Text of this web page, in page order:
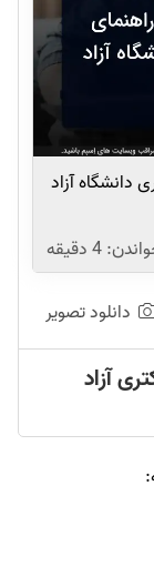
دانشگاه آزاد
4دقیقه
دانلود تصویر
آزاد